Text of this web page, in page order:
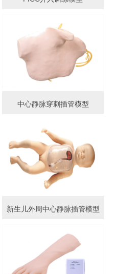
中心静脉穿刺插管模型
新生儿外周中心静脉插管模型